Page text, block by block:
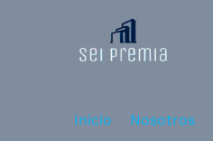
Inicio Nosotros